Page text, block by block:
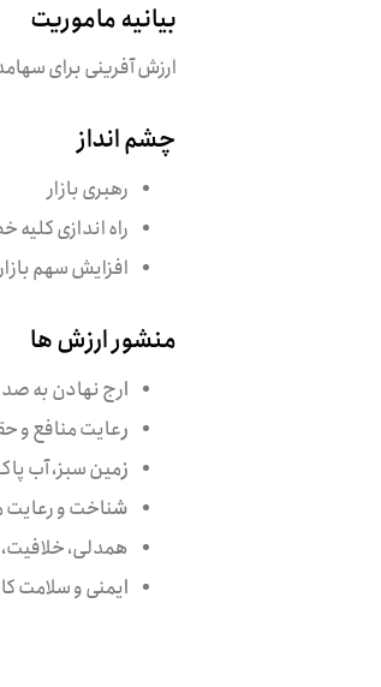
بیانیه ماموریت
ارزش آفرینی برای
چشم انداز
رهبری بازار
راه اندازی
افزایش سهم
منشور ارزش ها
ارج نهادن به
رعایت منافع و
زمین سبز، آب
شناخت و
همدلی،
ایمنی و سلامت